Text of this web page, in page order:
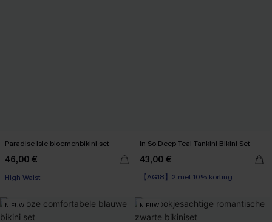
Paradise Isle bloemenbikini set
46,00 €
High Waist
In So Deep Teal Tankini Bikini Set
43,00 €
【AG18】2 met 10% korting
High Waist
NIEUW NIEUW